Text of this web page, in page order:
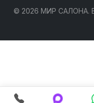
© 2026 МИР САЛОНА.